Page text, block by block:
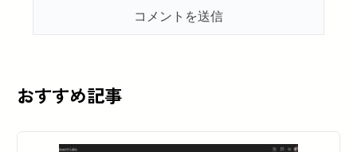
おすすめ記事